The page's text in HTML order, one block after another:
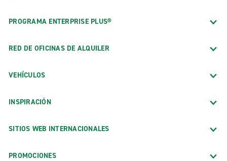
PROGRAMA ENTERPRISE PLUS®
RED DE OFICINAS DE ALQUILER
VEHÍCULOS
INSPIRACIÓN
SITIOS WEB INTERNACIONALES
PROMOCIONES